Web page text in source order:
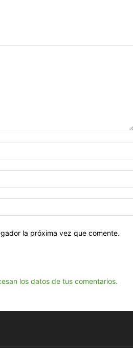
la próxima vez que comente.
los datos de tus comentarios.